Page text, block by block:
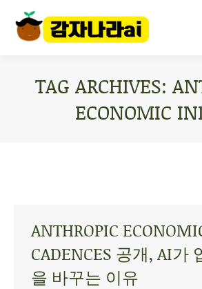
TAG ARCHIVES:
ECONOMIC
ANTHROPIC
CADENCES 공개, AI가
을 바꾸는 이유